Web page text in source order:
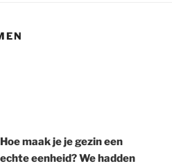
Hoe maak je je gezin een
echte eenheid? We hadden